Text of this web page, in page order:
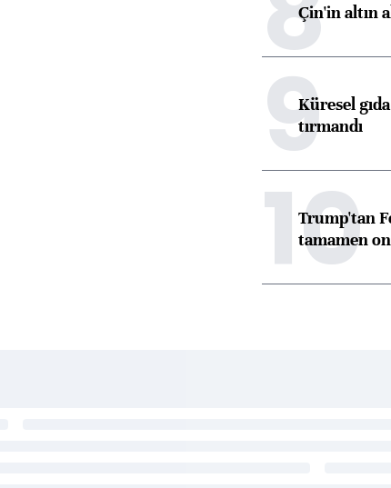
Çin'in altın
9Küresel
tırmandı
10
Trump'tan
tamamen